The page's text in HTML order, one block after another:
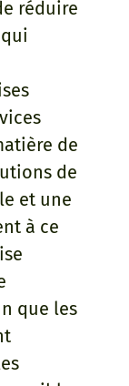
réduire
de
de
et une
à ce
que les